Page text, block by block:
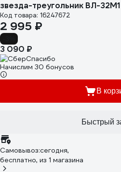
звезда-треугольник ВЛ-32М1
Код товара: 16247672
2 995 ₽
3 090 ₽
Начислим 30 бонусов
В
Быстрый
Самовывоз:сегодня,
бесплатно, из 1 магазина